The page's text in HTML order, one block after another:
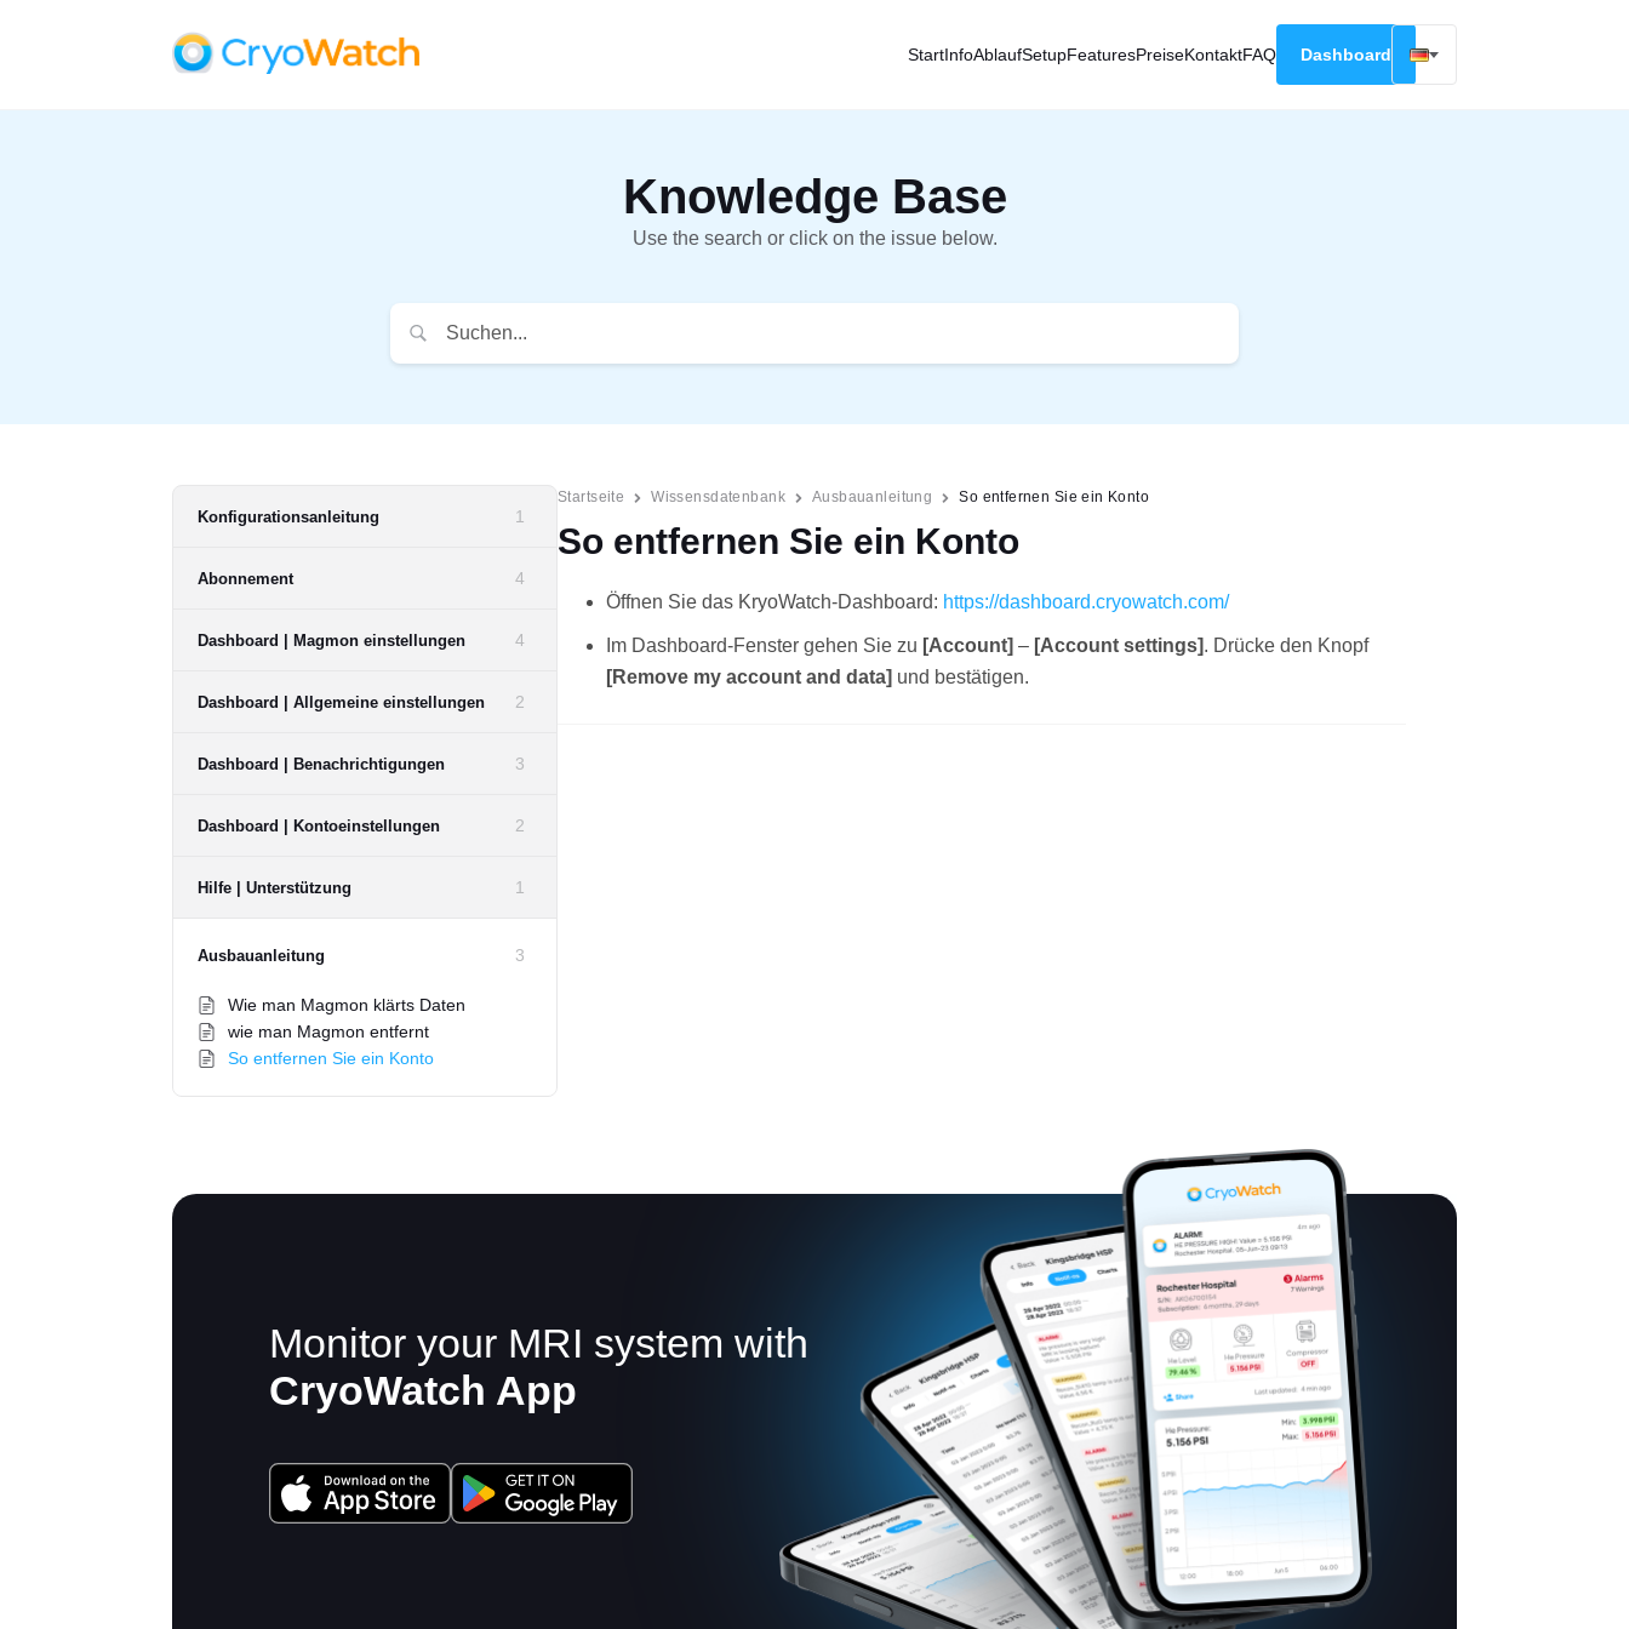
StartInfoAblaufSetupFeaturesPreiseKontaktFAQ Dashboard
Knowledge Base
Use the search or click on the issue below.
Konfigurationsanleitung 1
Abonnement 4
Dashboard | Magmon einstellungen 4
Dashboard | Allgemeine einstellungen 2
Dashboard | Benachrichtigungen 3
Dashboard | Kontoeinstellungen 2
Hilfe | Unterstützung 1
Ausbauanleitung 3
Wie man Magmon klärts Daten
wie man Magmon entfernt
So entfernen Sie ein Konto
Startseite Wissensdatenbank Ausbauanleitung So entfernen Sie ein Konto
So entfernen Sie ein Konto
Öffnen Sie das KryoWatch-Dashboard: https://dashboard.cryowatch.com/
Im Dashboard-Fenster gehen Sie zu [Account] – [Account settings]. Drücke den Knopf
[Remove my account and data] und bestätigen.
Monitor your MRI system with
CryoWatch App